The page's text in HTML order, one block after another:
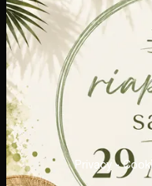
20069 -
E-Mail.
Privacy -